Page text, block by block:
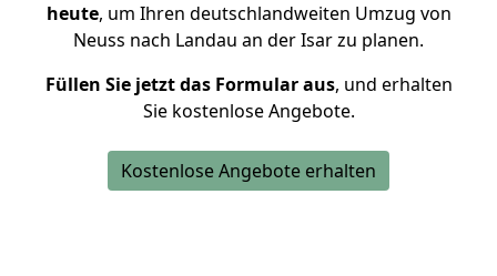
heute, um Ihren deutschlandweiten Umzug von
Neuss nach Landau an der Isar zu planen.
Füllen Sie jetzt das Formular aus, und erhalten
Sie kostenlose Angebote.
Kostenlose Angebote erhalten